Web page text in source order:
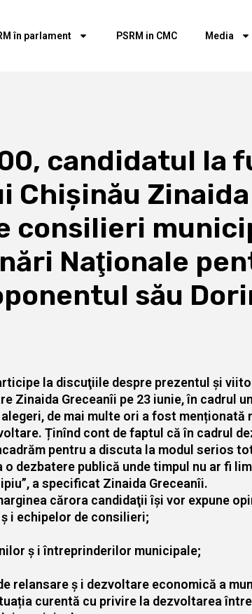
în parlament PSRM in CMC Media
candidatul la
Chişinău
consilieri
Naţionale
său
la discuţiile despre prezentul şi
Greceanîi pe 23 iunie, în cadrul
de mai multe ori a fost
Ținînd cont de faptul că în cadrul
pentru a discuta la modul serios
dezbatere publică unde timpul nu ar fi
a specificat Zinaida Greceanîi.
cărora candidaţii îşi vor expune
i echipelor de consilieri;
ș i întreprinderilor municipale;
relansare ș i dezvoltare economică a
curentă cu privire la dezvoltarea